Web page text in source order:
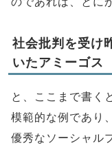
社会批判を受け
いたアミーゴス
と、ここまで書く
模範的な例であり
優秀なソーシャル